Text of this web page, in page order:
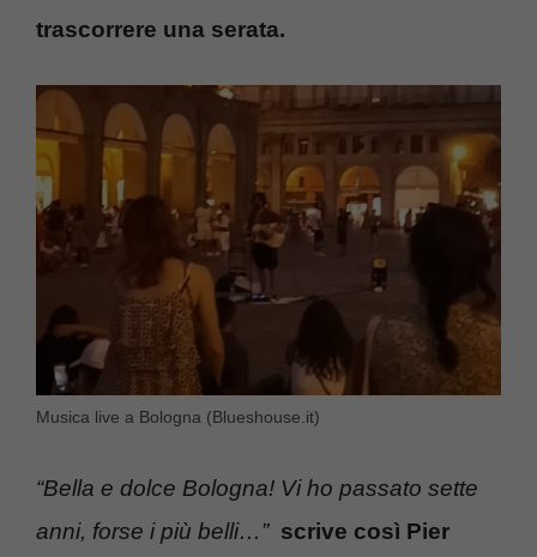
trascorrere una serata.
Musica live a Bologna (Blueshouse.it)
“Bella e dolce Bologna! Vi ho passato sette
anni, forse i più belli…” scrive così Pier